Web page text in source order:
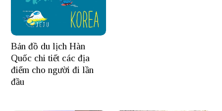
Bản đồ du lịch Hàn
Quốc chi tiết các địa
điểm cho người đi lần
đầu